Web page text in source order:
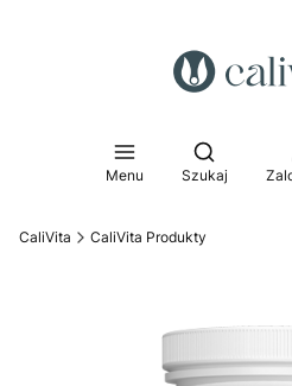
Menu
Otwórz
Szukaj
CaliVita CaliVita Produkty